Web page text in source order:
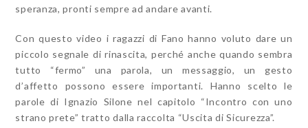
speranza, pronti sempre ad andare avanti.
Con questo video i ragazzi di Fano hanno voluto dare un
piccolo segnale di rinascita, perché anche quando sembra
tutto “fermo” una parola, un messaggio, un gesto
d’affetto possono essere importanti. Hanno scelto le
parole di Ignazio Silone nel capitolo “Incontro con uno
strano prete” tratto dalla raccolta “Uscita di Sicurezza”.